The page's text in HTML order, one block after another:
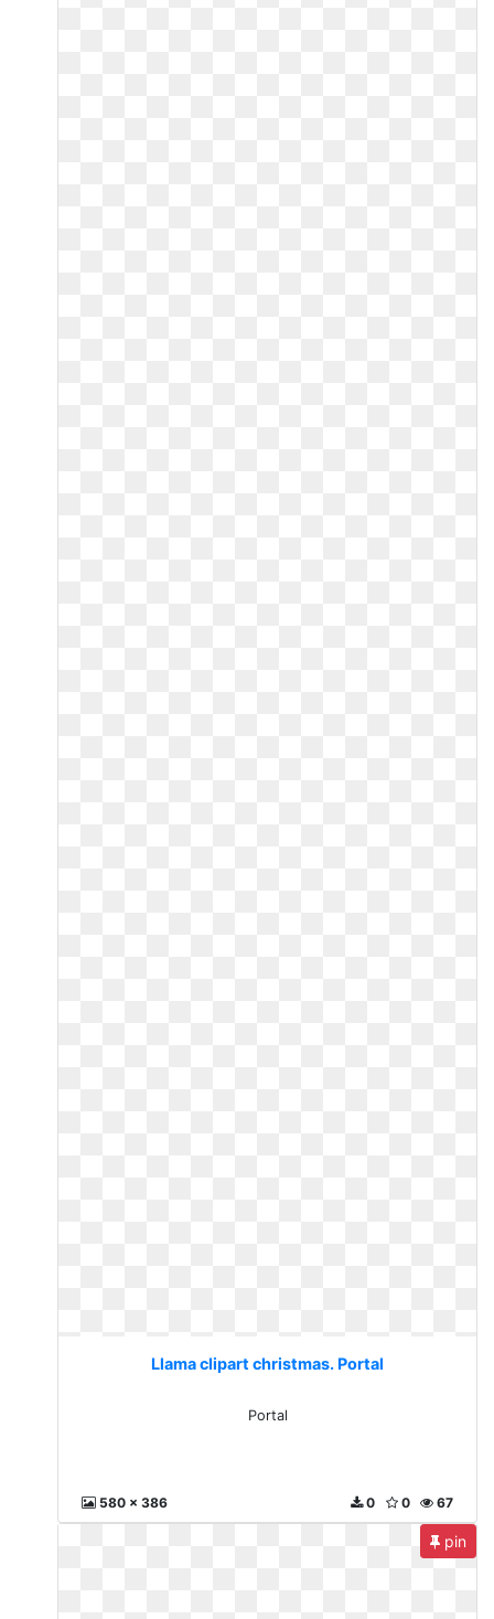
Llama clipart christmas. Portal
Portal
580 x 386 67
0
0
pin